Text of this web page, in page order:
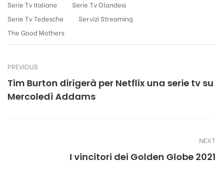
Serie Tv Italiane
Serie Tv Olandesi
Serie Tv Tedesche
Servizi Streaming
The Good Mothers
PREVIOUS
Tim Burton dirigerà per Netflix una serie tv su
Mercoledì Addams
NEXT
I vincitori dei Golden Globe 2021